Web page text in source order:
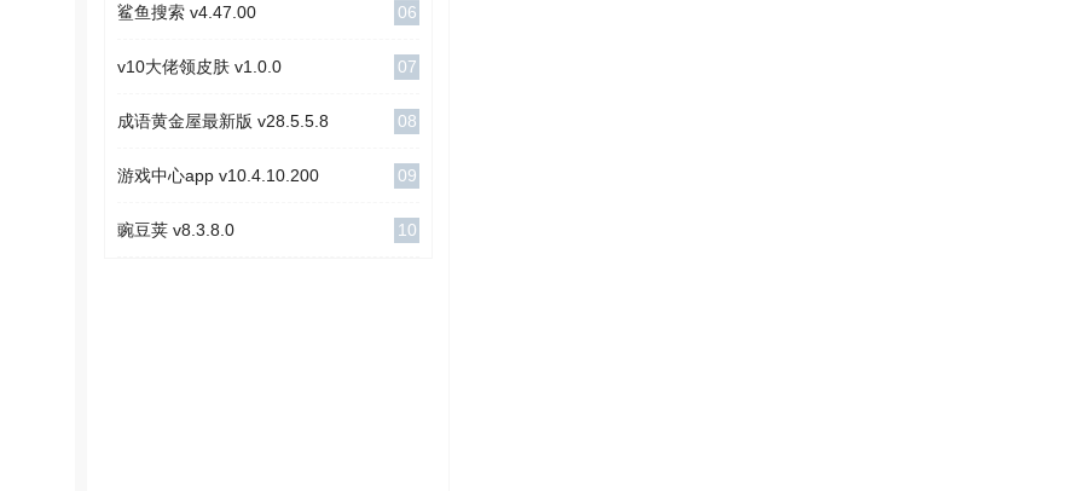
鲨鱼搜索 v4.47.00 06
v10大佬领皮肤 v1.0.0 07
成语黄金屋最新版 v28.5.5.8 08
游戏中心app v10.4.10.200 09
豌豆荚 v8.3.8.0 10